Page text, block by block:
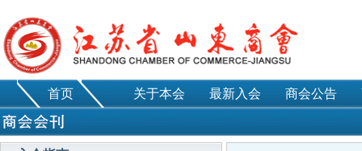
首页 关于本会 最新入会 商会公告